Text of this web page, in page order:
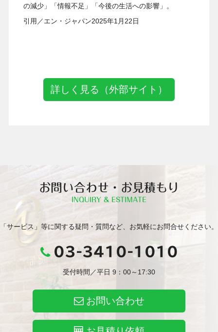
の減少」「情報不足」「今後の生活への影響」。
引用／エン・ジャパン2025年1月22日
詳しく見る（外部サイト）
お問い合わせ・お見積もり
INQUIRY & ESTIMATE
「サービス」等に関する疑問・質問など、お気軽にお問合せください。
03-3410-1010
受付時間／平日 9：00～17:30
お問い合わせ